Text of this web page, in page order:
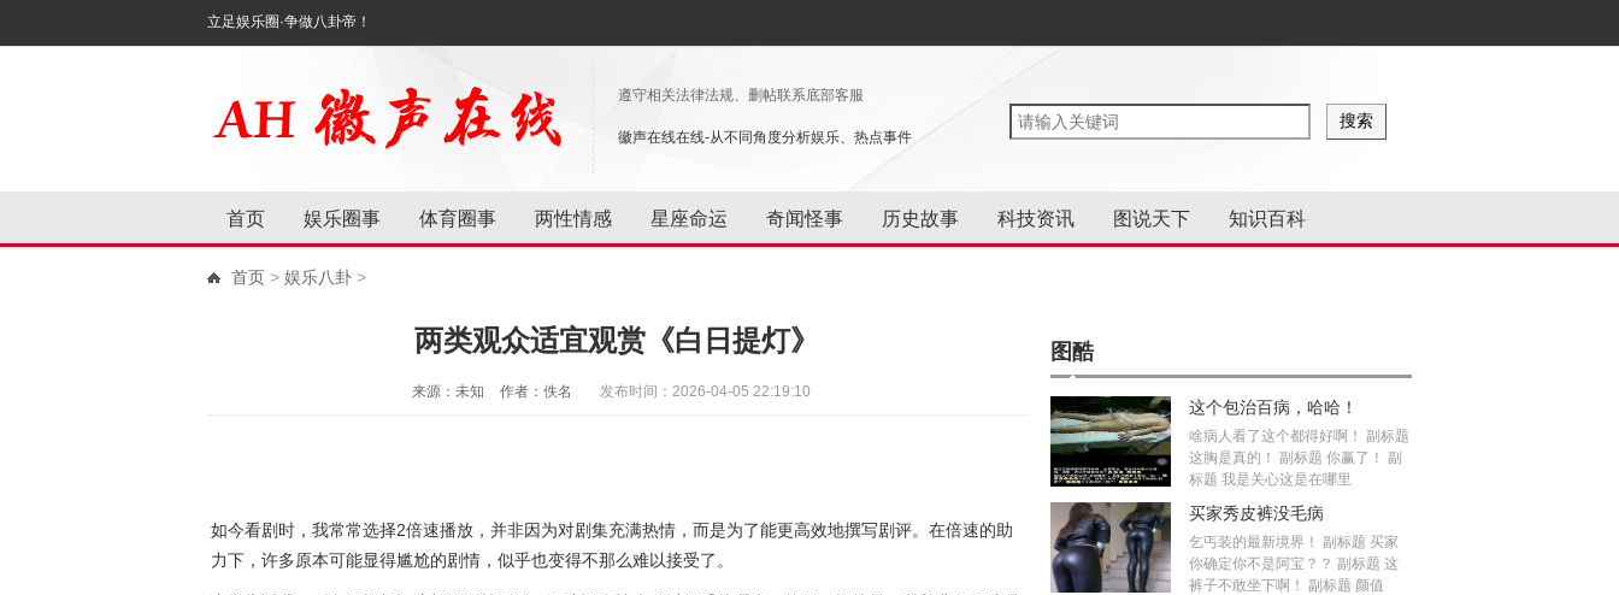
立足娱乐圈·争做八卦帝！
遵守相关法律法规、删帖联系底部客服
徽声在线在线-从不同角度分析娱乐、热点事件
首页 娱乐圈事 体育圈事 两性情感 星座命运 奇闻怪事 历史故事 科技资讯 图说天下 知识百科
首页 > 娱乐八卦 >
两类观众适宜观赏《白日提灯》
来源：未知 作者：佚名 发布时间：2026-04-05 22:19:10
如今看剧时，我常常选择2倍速播放，并非因为对剧集充满热情，而是为了能更高效地撰写剧评。在倍速的助
力下，许多原本可能显得尴尬的剧情，似乎也变得不那么难以接受了。
图酷
这个包治百病，哈哈！
啥病人看了这个都得好啊！ 副标题
这胸是真的！ 副标题 你赢了！ 副
标题 我是关心这是在哪里
买家秀皮裤没毛病
乞丐装的最新境界！ 副标题 买家
你确定你不是阿宝？？ 副标题 这
裤子不敢坐下啊！ 副标题 颜值